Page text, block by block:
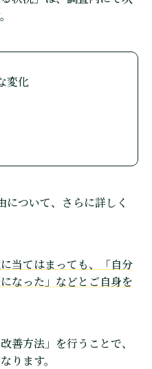
変化
について、さらに詳しく
当てはまっても、「自分
なった」などとご自身を
善方法」を行うことで、
ります。